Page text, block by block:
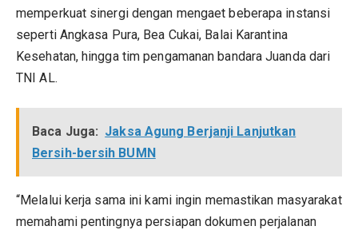
memperkuat sinergi dengan mengaet beberapa instansi
seperti Angkasa Pura, Bea Cukai, Balai Karantina
Kesehatan, hingga tim pengamanan bandara Juanda dari
TNI AL.
Baca Juga: Jaksa Agung Berjanji Lanjutkan
Bersih-bersih BUMN
“Melalui kerja sama ini kami ingin memastikan masyarakat
memahami pentingnya persiapan dokumen perjalanan